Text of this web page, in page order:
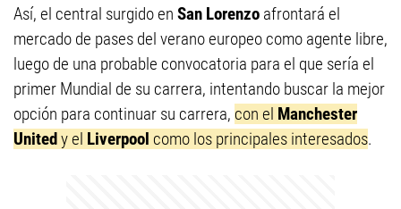
Así, el central surgido en San Lorenzo afrontará el
mercado de pases del verano europeo como agente libre,
luego de una probable convocatoria para el que sería el
primer Mundial de su carrera, intentando buscar la mejor
opción para continuar su carrera, con el Manchester
Unitedy el Liverpool como los principales interesados.